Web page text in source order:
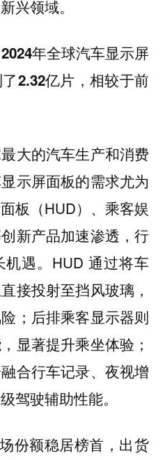
兴领域。
年全球汽车显示屏
2.32亿片，相较于前
大的汽车生产和消费
示屏面板的需求尤为
板（HUD）、乘客娱
新产品加速渗透，行
遇。HUD 通过将车
接投射至挡风玻璃，
；后排乘客显示器则
显著提升乘坐体验；
合行车记录、夜视增
驾驶辅助性能。
份额稳居榜首，出货